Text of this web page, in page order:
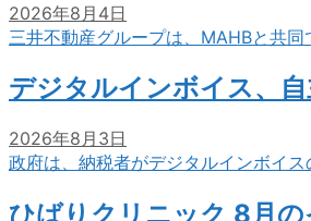
2026年8月4日
三井不動産グループは、MAHBと共
デジタルインボイス、
2026年8月3日
政府は、納税者がデジタルインボイ
ひばりクリニック 8月